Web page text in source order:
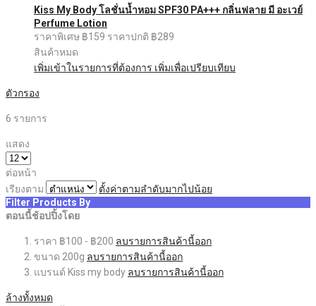
Kiss My Body โลชั่นน้ำหอม SPF30 PA+++ กลิ่นฟลาย มี อะเวย์
Perfume Lotion
ราคาพิเศษ ฿159 ราคาปกติ ฿289
สินค้าหมด
เพิ่มเข้าในรายการที่ต้องการ เพิ่มเพื่อเปรียบเทียบ
ตัวกรอง
6 รายการ
แสดง
ต่อหน้า
เรียงตาม
ตั้งค่าตามลำดับมากไปน้อย
Filter Products By
ตอนนี้ช้อปปิ้งโดย
ราคา ฿100 - ฿200 ลบรายการสินค้านี้ออก
ขนาด 200g ลบรายการสินค้านี้ออก
แบรนด์ Kiss my body ลบรายการสินค้านี้ออก
ล้างทั้งหมด